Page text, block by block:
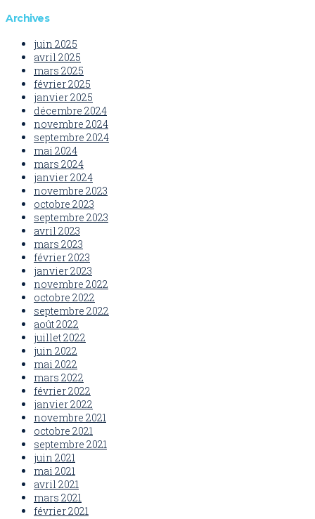
Archives
juin 2025
avril 2025
mars 2025
février 2025
janvier 2025
décembre 2024
novembre 2024
septembre 2024
mai 2024
mars 2024
janvier 2024
novembre 2023
octobre 2023
septembre 2023
avril 2023
mars 2023
février 2023
janvier 2023
novembre 2022
octobre 2022
septembre 2022
août 2022
juillet 2022
juin 2022
mai 2022
mars 2022
février 2022
janvier 2022
novembre 2021
octobre 2021
septembre 2021
juin 2021
mai 2021
avril 2021
mars 2021
février 2021